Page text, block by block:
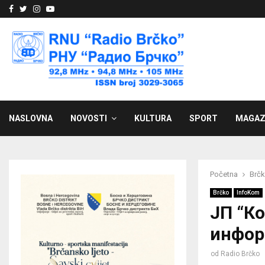
Facebook
Twitter
Instagram
Youtube
NASLOVNA NOVOSTI KULTURA SPORT
Početna
Brčko InfoKom
ЈП
od Radio Brčko